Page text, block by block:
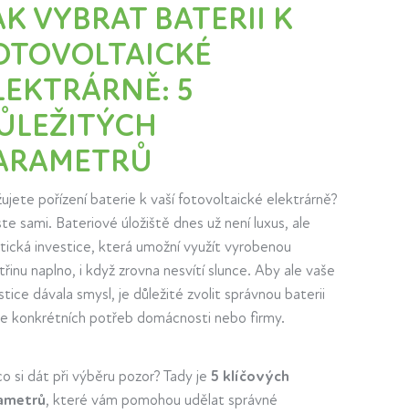
VYBRAT BATERII K
5
pořízení baterie k vaší fotovoltaické elektrárně?
sami. Bateriové úložiště dnes už není luxus, ale
investice, která umožní využít vyrobenou
naplno, i když zrovna nesvítí slunce. Aby ale vaše
dávala smysl, je důležité zvolit správnou baterii
konkrétních potřeb domácnosti nebo firmy.
si dát při výběru pozor? Tady je 5 klíčových
, které vám pomohou udělat správné